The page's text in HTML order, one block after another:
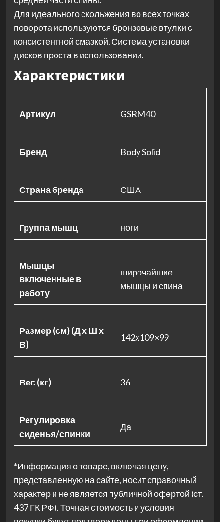
Для идеального скольжения во всех точках
поворота используются бронзовые втулки с
консистентной смазкой. Система установки
дисков проста в использовании.
Характеристики
Артикул GSRM40
Бренд Body Solid
Страна бренда США
Группа мышц ноги
Мышцы
включенные в
работу
широчайшие
мышцы и спина
Размер (см) (Д х Ш х
В)
142х109×99
Вес (кг) 36
Регулировка
сиденья/спинки
Да
*Информация о товаре, включая цену,
представленную на сайте, носит справочный
характер и не является публичной офертой (ст.
437 ГК РФ). Точная стоимость и условия